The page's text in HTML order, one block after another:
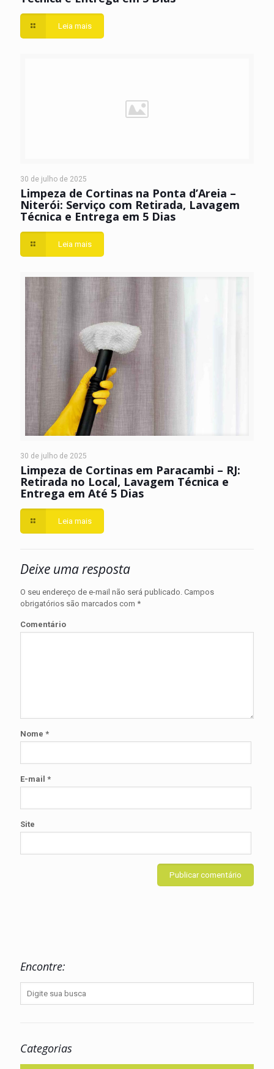
Leia mais
30 de julho de 2025
Limpeza de Cortinas na Ponta d’Areia –
Niterói: Serviço com Retirada, Lavagem
Técnica e Entrega em 5 Dias
Leia mais
30 de julho de 2025
Limpeza de Cortinas em Paracambi – RJ:
Retirada no Local, Lavagem Técnica e
Entrega em Até 5 Dias
Leia mais
Deixe uma resposta
O seu endereço de e-mail não será publicado. Campos
obrigatórios são marcados com *
Comentário
Nome *
E-mail *
Site
Encontre:
Categorias